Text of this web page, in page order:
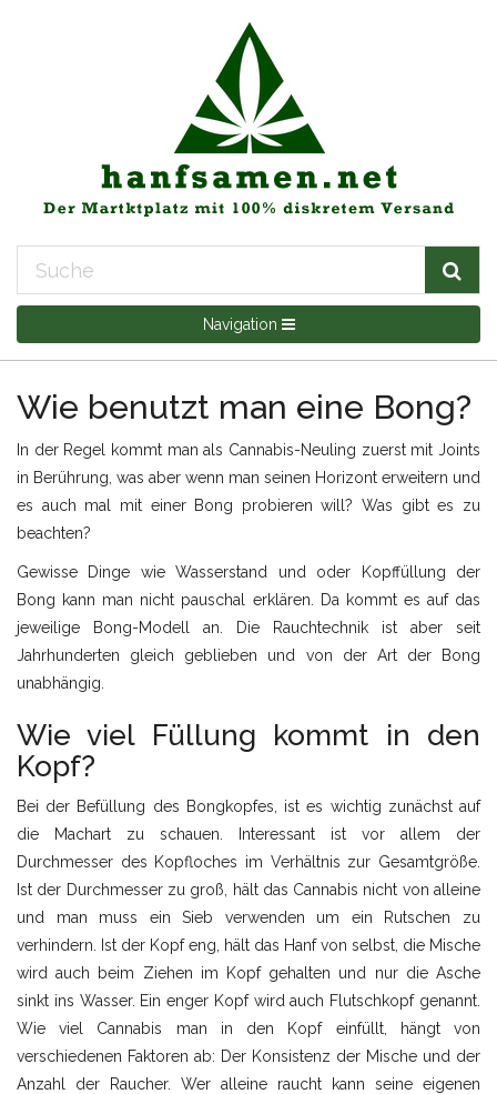
Navigation
Wie benutzt man eine Bong?
In der Regel kommt man als Cannabis-Neuling zuerst mit Joints
in Berührung, was aber wenn man seinen Horizont erweitern und
es auch mal mit einer Bong probieren will? Was gibt es zu
beachten?
Gewisse Dinge wie Wasserstand und oder Kopffüllung der
Bong kann man nicht pauschal erklären. Da kommt es auf das
jeweilige Bong-Modell an. Die Rauchtechnik ist aber seit
Jahrhunderten gleich geblieben und von der Art der Bong
unabhängig.
Wie viel Füllung kommt in den
Kopf?
Bei der Befüllung des Bongkopfes, ist es wichtig zunächst auf
die Machart zu schauen. Interessant ist vor allem der
Durchmesser des Kopfloches im Verhältnis zur Gesamtgröße.
Ist der Durchmesser zu groß, hält das Cannabis nicht von alleine
und man muss ein Sieb verwenden um ein Rutschen zu
verhindern. Ist der Kopf eng, hält das Hanf von selbst, die Mische
wird auch beim Ziehen im Kopf gehalten und nur die Asche
sinkt ins Wasser. Ein enger Kopf wird auch Flutschkopf genannt.
Wie viel Cannabis man in den Kopf einfüllt, hängt von
verschiedenen Faktoren ab: Der Konsistenz der Mische und der
Anzahl der Raucher. Wer alleine raucht kann seine eigenen